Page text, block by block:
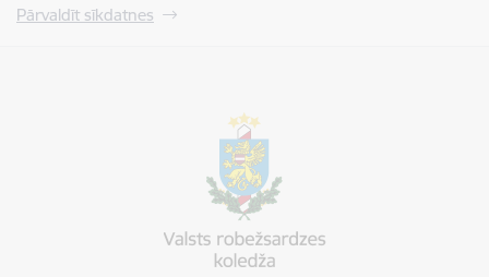
Pārvaldīt sīkdatnes